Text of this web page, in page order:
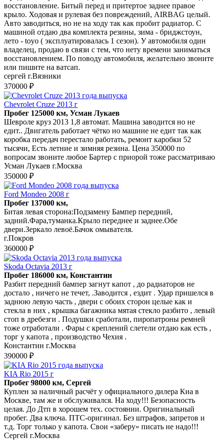
восстановление. Битый перед и притертое заднее правое
крыло. Ходовая и рулевая без повреждений, AIRBAG целый.
Авто заводиться, но не на ходу так как пробит радиатор. С
машиной отдаю два комплекта резины, зима - бриджстоун,
лето - toyo ( эксплуатировалась 1 сезон). У автомобиля один
владелец, продаю в связи с тем, что нету времени заниматься
восстановлением. По поводу автомобиля, желательно звоните
или пишите на ватсап.
сергей г.Вязники
370000 ₽
Chevrolet Cruze 2013 г
Пробег 125000 км, Усман Лукаев
Шевроле круз 2013 1,8 автомат. Машина заводится но не
едит.. Двигатель работает чётко но машине не едит так как
коробка передач перестало работать, ремонт каробки 52
тысячи, Есть летние и зимняя резина. Цена 350000 по
вопросам звоните любое Бартер с приорой тоже рассматриваю
Усман Лукаев г.Москва
350000 ₽
Ford Mondeo 2008 г
Пробег 137000 км,
Битая левая сторона:Подзамену Бампер передний,
задний.Фара,туманка.Крыло переднее и заднее.Обе
двери.Зеркало левоё.Бачок омывателя.
г.Покров
360000 ₽
Skoda Octavia 2013 г
Пробег 186000 км, Константин
Разбит передний бампер загнут капот , до радиаторов не
достало , ничего не течет, .Заводится , ездит . Удар пришелся в
заднюю левую часть , двери с обоих сторон целые как и
стекла в них , крышка багажника мятая стекло разбито , левый
стоп в дребезги . Подушки сработали, пиропатроны ремней
тоже отработали . Фары с креплений слетели отдаю как есть ,
торг у капота , производство Чехия .
Константин г.Москва
390000 ₽
KIA Rio 2015 г
Пробег 98000 км, Сергей
Куплен за наличный расчёт у официального дилера Киа в
Москве, там же и обслуживался. На ходу!!! Безопасность
целая. До Дтп в хорошем тех. состоянии. Оригинальный
пробег. Два ключа. ПТС-оригинал. Без штрафов, запретов и
т.д. Торг только у капота. Свои «заберу» писать не надо!!!
Сергей г.Москва